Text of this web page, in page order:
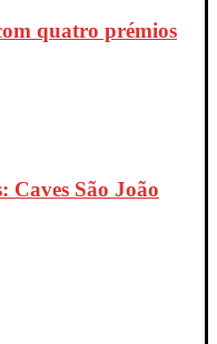
quatro prémios
Caves São João